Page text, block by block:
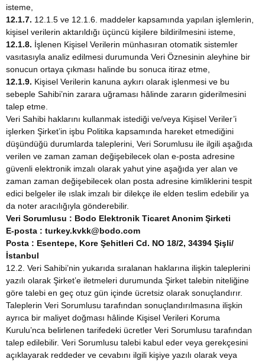
isteme,
12.1.7. 12.1.5 ve 12.1.6. maddeler kapsamında yapılan işlemlerin,
kişisel verilerin aktarıldığı üçüncü kişilere bildirilmesini isteme,
12.1.8. İşlenen Kişisel Verilerin münhasıran otomatik sistemler
vasıtasıyla analiz edilmesi durumunda Veri Öznesinin aleyhine bir
sonucun ortaya çıkması halinde bu sonuca itiraz etme,
12.1.9. Kişisel Verilerin kanuna aykırı olarak işlenmesi ve bu
sebeple Sahibi’nin zarara uğraması hâlinde zararın giderilmesini
talep etme.
Veri Sahibi haklarını kullanmak istediği ve/veya Kişisel Veriler’i
işlerken Şirket’in işbu Politika kapsamında hareket etmediğini
düşündüğü durumlarda taleplerini, Veri Sorumlusu ile ilgili aşağıda
verilen ve zaman zaman değişebilecek olan e-posta adresine
güvenli elektronik imzalı olarak yahut yine aşağıda yer alan ve
zaman zaman değişebilecek olan posta adresine kimliklerini tespit
edici belgeler ile ıslak imzalı bir dilekçe ile elden teslim edebilir ya
da noter aracılığıyla gönderebilir.
Veri Sorumlusu : Bodo Elektronik Ticaret Anonim Şirketi
E-posta : turkey.kvkk@bodo.com
Posta : Esentepe, Kore Şehitleri Cd. NO 18/2, 34394 Şişli/
İstanbul
12.2. Veri Sahibi’nin yukarıda sıralanan haklarına ilişkin taleplerini
yazılı olarak Şirket’e iletmeleri durumunda Şirket talebin niteliğine
göre talebi en geç otuz gün içinde ücretsiz olarak sonuçlandırır.
Taleplerin Veri Sorumlusu tarafından sonuçlandırılmasına ilişkin
ayrıca bir maliyet doğması hâlinde Kişisel Verileri Koruma
Kurulu’nca belirlenen tarifedeki ücretler Veri Sorumlusu tarafından
talep edilebilir. Veri Sorumlusu talebi kabul eder veya gerekçesini
açıklayarak reddeder ve cevabını ilgili kişiye yazılı olarak veya